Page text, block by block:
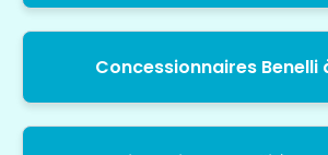
Concessionnaires Benelli